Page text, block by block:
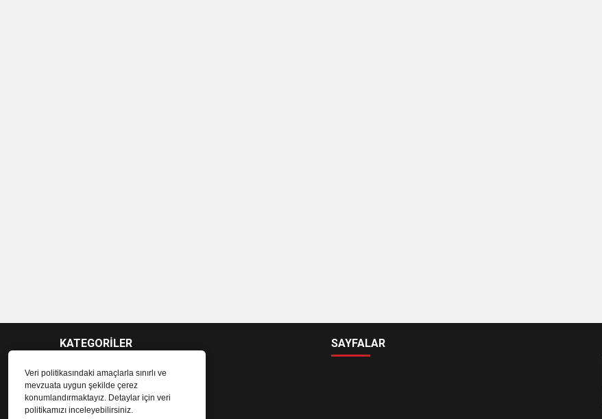
Veri politikasındaki amaçlarla sınırlı ve
mevzuata uygun şekilde çerez
konumlandırmaktayız. Detaylar için veri
politikamızı inceleyebilirsiniz.
KATEGORİLER SAYFALAR